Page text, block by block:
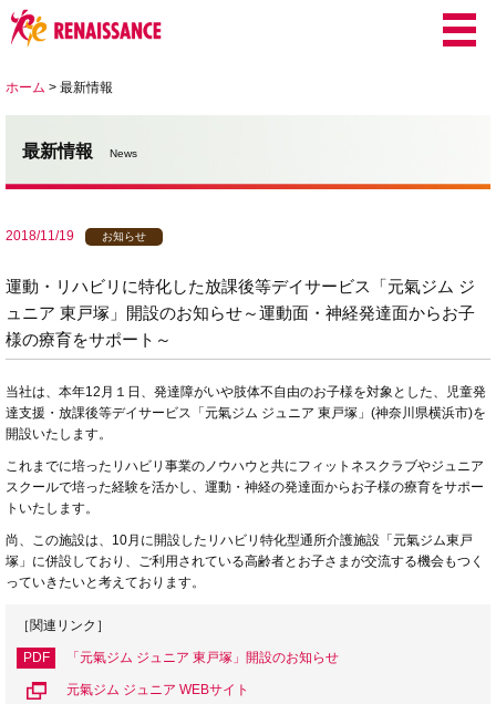
ホーム > 最新情報
最新情報 News
2018/11/19 お知らせ
運動・リハビリに特化した放課後等デイサービス「元氣ジム ジ
ュニア 東戸塚」開設のお知らせ～運動面・神経発達面からお子
様の療育をサポート～
当社は、本年12 月１日、発達障がいや肢体不自由のお子様を対象とした、児童発
達支援・放課後等デイサービス「元氣ジム ジュニア 東戸塚」 (神奈川県横浜市)を
開設いたします。
これまでに培ったリハビリ事業のノウハウと共にフィットネスクラブやジュニア
スクールで培った経験を活かし、運動・神経の発達面からお子様の療育をサポー
トいたします。
尚、この施設は、 10月に開設したリハビリ特化型通所介護施設「元氣ジム東戸
塚」に併設しており、ご利用されている高齢者とお子さまが交流する機会もつく
っていきたいと考えております。
［関連リンク］
PDF 「元氣ジム ジュニア 東戸塚」開設のお知らせ
元氣ジム ジュニア WEBサイト